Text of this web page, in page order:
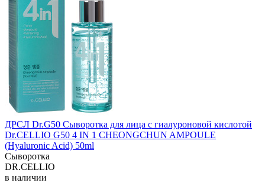
ДРСЛ Dr.G50 Сыворотка для лица с гиалуроновой кислотой
Dr.CELLIO G50 4 IN 1 CHEONGCHUN AMPOULE
(Hyaluronic Acid) 50ml
Сыворотка
DR.CELLIO
в наличии